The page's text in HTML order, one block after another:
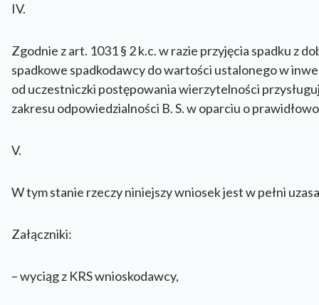
IV.
Zgodnie z art. 1031 § 2 k.c. w razie przyjęcia spadku z
spadkowe spadkodawcy do wartości ustalonego w
od uczestniczki postępowania wierzytelności
zakresu odpowiedzialności B. S. w oparciu o
V.
W tym stanie rzeczy niniejszy wniosek jest w pełni
Załączniki:
– wyciąg z KRS wnioskodawcy,